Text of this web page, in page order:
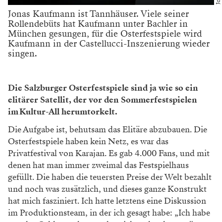
Jonas Kaufmann ist Tannhäuser. Viele seiner
Rollendebüts hat Kaufmann unter Bachler in
München gesungen, für die Osterfestspiele wird
Kaufmann in der Castellucci-Inszenierung wieder
singen.
Die Salzburger Osterfestspiele sind ja wie so ein
elitärer Satellit, der vor den Sommerfestspielen
im Kultur-All herumtorkelt.
Die Aufgabe ist, behutsam das Elitäre abzubauen. Die
Osterfestspiele haben kein Netz, es war das
Privatfestival von Karajan. Es gab 4.000 Fans, und mit
denen hat man immer zweimal das Festspielhaus
gefüllt. Die haben die teuersten Preise der Welt bezahlt
und noch was zusätzlich, und dieses ganze Konstrukt
hat mich fasziniert. Ich hatte letztens eine Diskussion
im Produktionsteam, in der ich gesagt habe: „Ich habe